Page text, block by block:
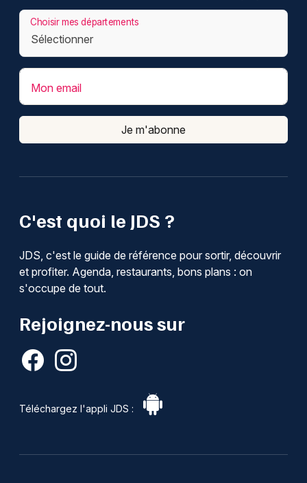
C'est quoi le JDS ?
JDS, c'est le guide de référence pour sortir, découvrir
et profiter. Agenda, restaurants, bons plans : on
s'occupe de tout.
Rejoignez-nous sur
Téléchargez l'appli JDS :
Choisir mes départements
Mon email
Je m'abonne